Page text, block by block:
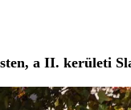
a II. kerületi